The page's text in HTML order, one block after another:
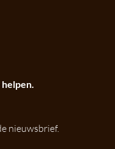
nieuwsbrief.